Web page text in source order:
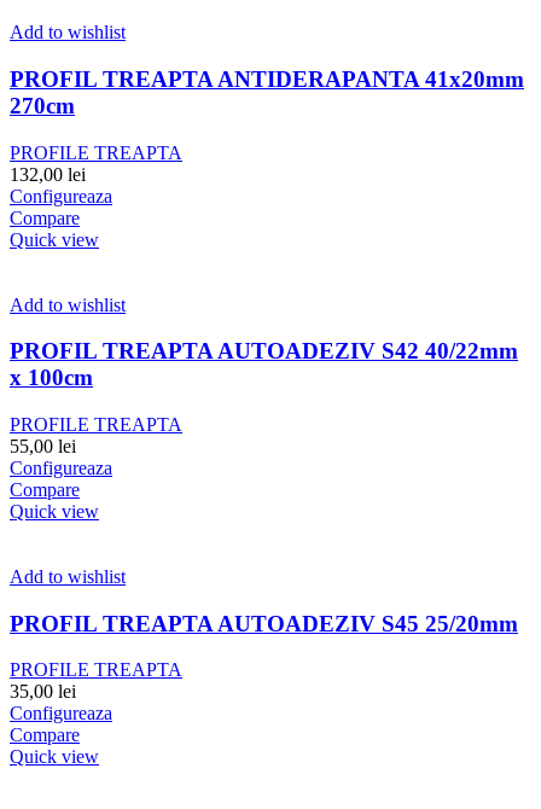
Add to wishlist
PROFIL TREAPTA ANTIDERAPANTA 41x20mm
270cm
PROFILE TREAPTA
132,00 lei
Configureaza
Compare
Quick view
Add to wishlist
PROFIL TREAPTA AUTOADEZIV S42 40/22mm
x 100cm
PROFILE TREAPTA
55,00 lei
Configureaza
Compare
Quick view
Add to wishlist
PROFIL TREAPTA AUTOADEZIV S45 25/20mm
PROFILE TREAPTA
35,00 lei
Configureaza
Compare
Quick view